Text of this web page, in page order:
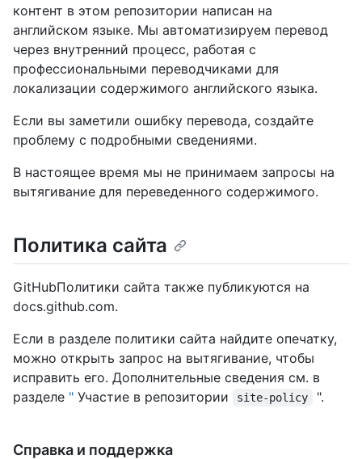
контент в этом репозитории написан на
английском языке. Мы автоматизируем перевод
через внутренний процесс, работая с
профессиональными переводчиками для
локализации содержимого английского языка.
Если вы заметили ошибку перевода, создайте
проблему с подробными сведениями.
В настоящее время мы не принимаем запросы на
вытягивание для переведенного содержимого.
Политика сайта
GitHubПолитики сайта также публикуются на
docs.github.com.
Если в разделе политики сайта найдите опечатку,
можно открыть запрос на вытягивание, чтобы
исправить его. Дополнительные сведения см. в
разделе " Участие в репозитории site-policy ".
Справка и поддержка